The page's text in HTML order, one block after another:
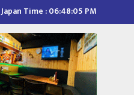
Japan Time :06:48:06 PM